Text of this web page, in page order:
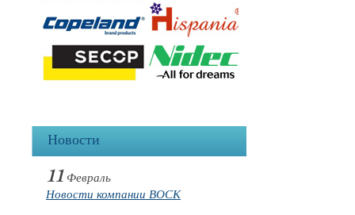
Новости
11 Февраль
Новости компании BOCK